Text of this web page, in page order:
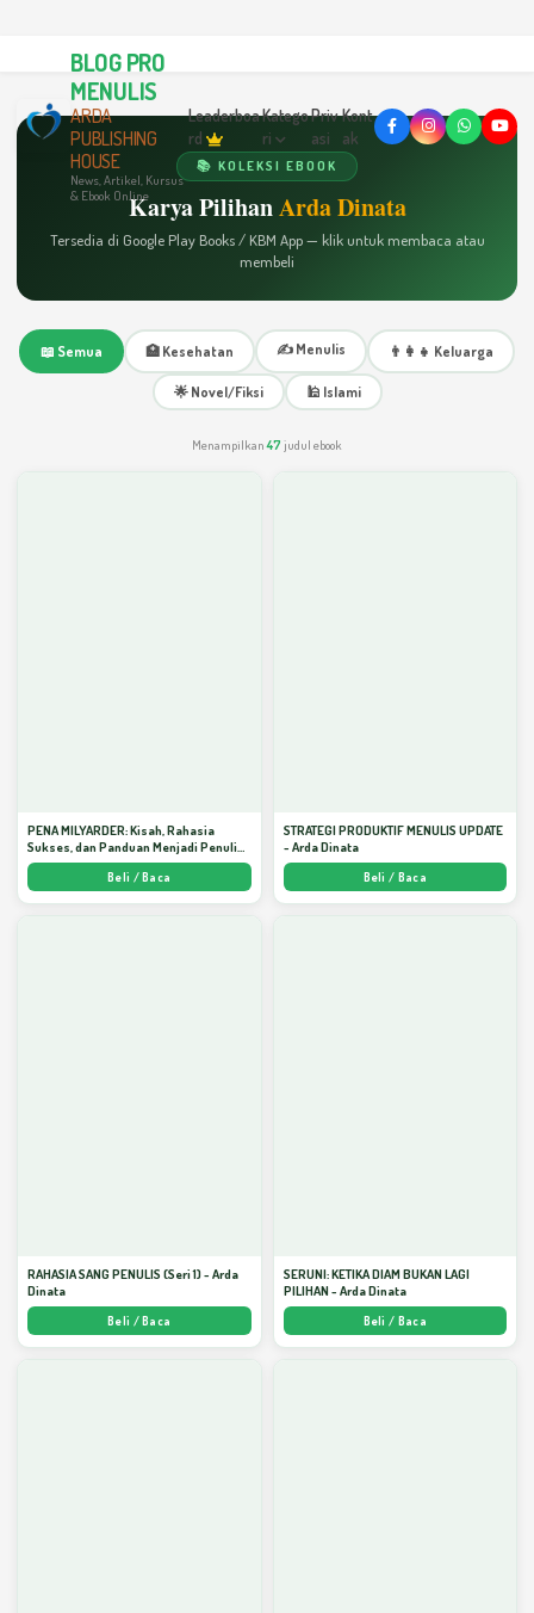
BLOG PRO
MENULIS
ARDA
PUBLISHING
HOUSE
News, Artikel, Kursus
& Ebook Online
Leaderboa
rd
Katego
ri
Priv
asi
Kont
ak
📚 KOLEKSI EBOOK
Karya PilihanArda Dinata
Tersedia di Google Play Books / KBM App — klik untuk membaca atau
membeli
📖 Semua 🏥 Kesehatan ✍️ Menulis 👨‍👩‍👧 Keluarga
🌟 Novel/Fiksi 🕌 Islami
Menampilkan47 judul ebook
PENA MILYARDER: Kisah, Rahasia
Sukses, dan Panduan Menjadi Penulis 1
Milyar di KBM App dari Nol - Arda Dinata
Beli / Baca
STRATEGI PRODUKTIF MENULIS UPDATE
- Arda Dinata
Beli / Baca
RAHASIA SANG PENULIS (Seri 1) - Arda
Dinata
Beli / Baca
SERUNI: KETIKA DIAM BUKAN LAGI
PILIHAN - Arda Dinata
Beli / Baca